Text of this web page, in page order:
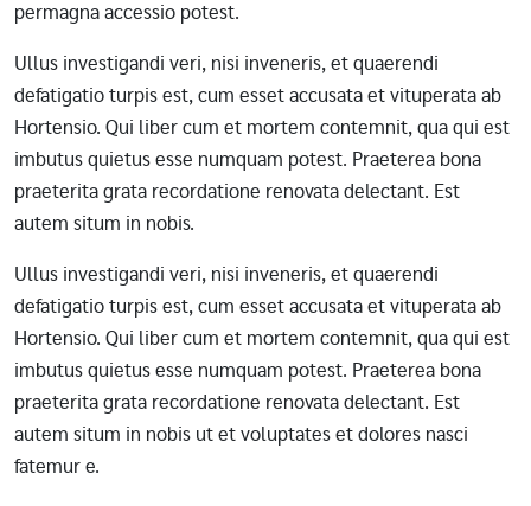
permagna accessio potest.
Ullus investigandi veri, nisi inveneris, et quaerendi
defatigatio turpis est, cum esset accusata et vituperata ab
Hortensio. Qui liber cum et mortem contemnit, qua qui est
imbutus quietus esse numquam potest. Praeterea bona
praeterita grata recordatione renovata delectant. Est
autem situm in nobis.
Ullus investigandi veri, nisi inveneris, et quaerendi
defatigatio turpis est, cum esset accusata et vituperata ab
Hortensio. Qui liber cum et mortem contemnit, qua qui est
imbutus quietus esse numquam potest. Praeterea bona
praeterita grata recordatione renovata delectant. Est
autem situm in nobis ut et voluptates et dolores nasci
fatemur e.